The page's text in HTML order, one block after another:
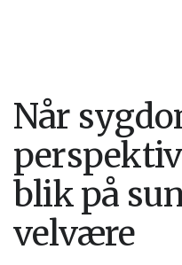
Når
blik på
velvære